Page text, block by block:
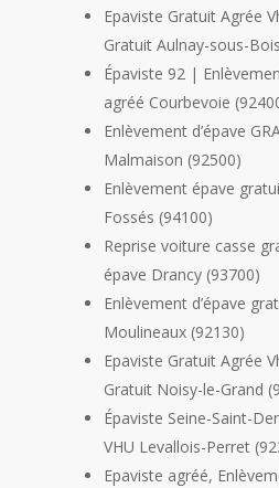
Epaviste Gratuit Agrée
Gratuit Aulnay-sous-
Épaviste 92 |
agréé Courbevoie
Enlèvement d’épave
Malmaison (92500)
Enlèvement épave
Fossés (94100)
Reprise voiture casse
épave Drancy (93700)
Enlèvement d’épave
Moulineaux (92130)
Epaviste Gratuit Agrée
Gratuit Noisy-le-Grand
Épaviste Seine-Saint-
VHU Levallois-Perret
Epaviste agréé,